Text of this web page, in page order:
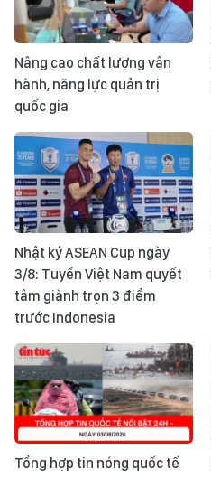
Nâng cao chất lượng vận
hành, năng lực quản trị
quốc gia
Nhật ký ASEAN Cup ngày
3/8: Tuyển Việt Nam quyết
tâm giành trọn 3 điểm
trước Indonesia
Tổng hợp tin nóng quốc tế